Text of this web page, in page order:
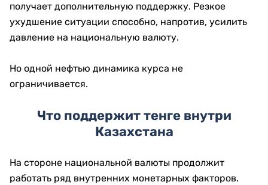
получает дополнительную поддержку. Резкое
ухудшение ситуации способно, напротив, усилить
давление на национальную валюту.
Но одной нефтью динамика курса не
ограничивается.
Что поддержит тенге внутри
Казахстана
На стороне национальной валюты продолжит
работать ряд внутренних монетарных факторов.